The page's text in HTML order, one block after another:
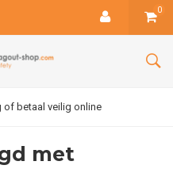
0
of betaal veilig online
met